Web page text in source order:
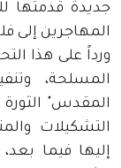
جديدة قدمتها
المهاجرين إلى
ورداً على هذا
المسلحة،
المقدس"
التشكيلات
إليها فيما